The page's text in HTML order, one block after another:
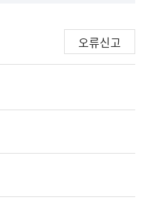
오류신고